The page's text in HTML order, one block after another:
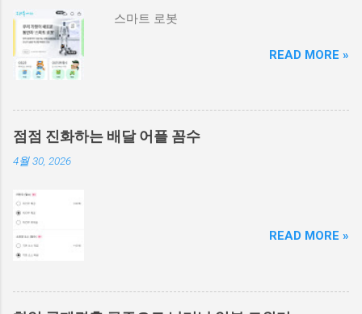
스마트 로봇
READ MORE »
점점 진화하는 배달 어플 꼼수
4월 30, 2026
READ MORE »